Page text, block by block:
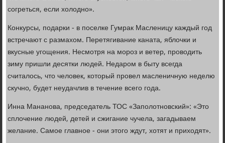
согреться, если холодно».
Конкурсы, подарки - в поселке Гумрак Масленицу каждый год
встречают с размахом. Перетягивание каната, яблочки и
вкусные угощения. Несмотря на мороз и ветер, проводить
зиму пришли десятки людей. Недаром в быту всегда
считалось, что человек, который провел масленичную неделю
скучно, будет неудачлив в течение всего года.
Инна Мананова, председатель ТОС «Заполотновский»: «Это
сплочение людей, детей и сжигание чучела, загадываем
желание. Самое главное - они этого ждут, хотят и приходят».